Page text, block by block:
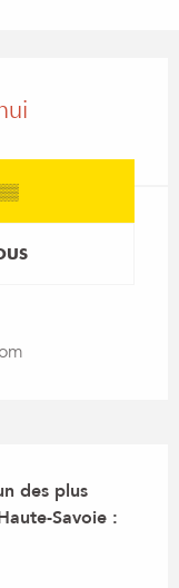
des plus
Savoie :